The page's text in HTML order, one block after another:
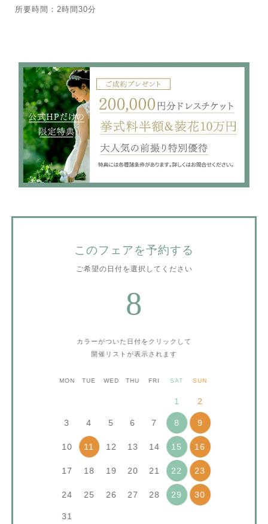
所要時間：2時間30分
このフェアを予約する
ご希望の日付を選択してください
8
カラーがついた日付をクリックして
開催リストが表示されます
MON TUE WED THU FRI SAT SUN
1 2
3 4 5 6 7 8 9
10 11 12 13 14 15 16
17 18 19 20 21 22 23
24 25 26 27 28 29 30
31